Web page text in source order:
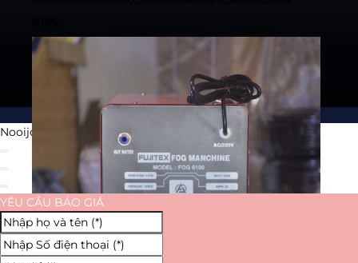
Nooijd ung o day
YÊU CẦU BÁO GIÁ